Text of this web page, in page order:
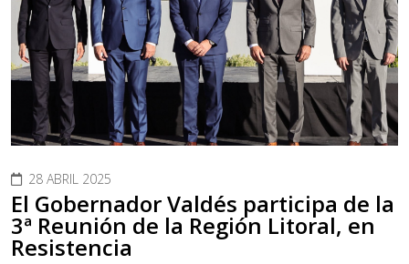
28 ABRIL 2025
El Gobernador Valdés participa de la
3ª Reunión de la Región Litoral, en
Resistencia